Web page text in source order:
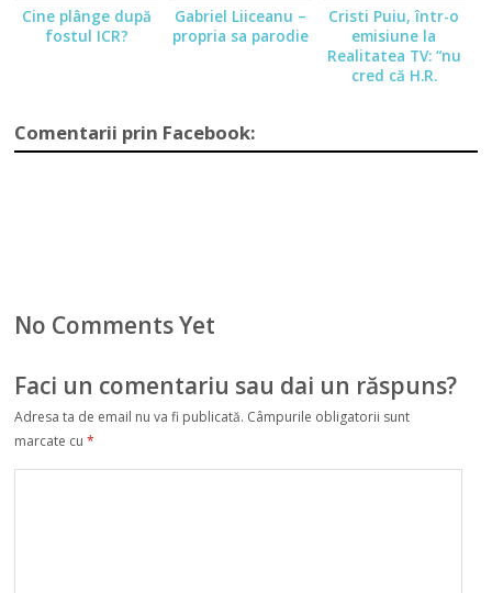
Cine plânge după
fostul ICR?
Gabriel Liiceanu –
propria sa parodie
Cristi Puiu, într-o
emisiune la
Realitatea TV: “nu
cred că H.R.
Comentarii prin Facebook:
No Comments Yet
Faci un comentariu sau dai un răspuns?
Adresa ta de email nu va fi publicată. Câmpurile obligatorii sunt
marcate cu*